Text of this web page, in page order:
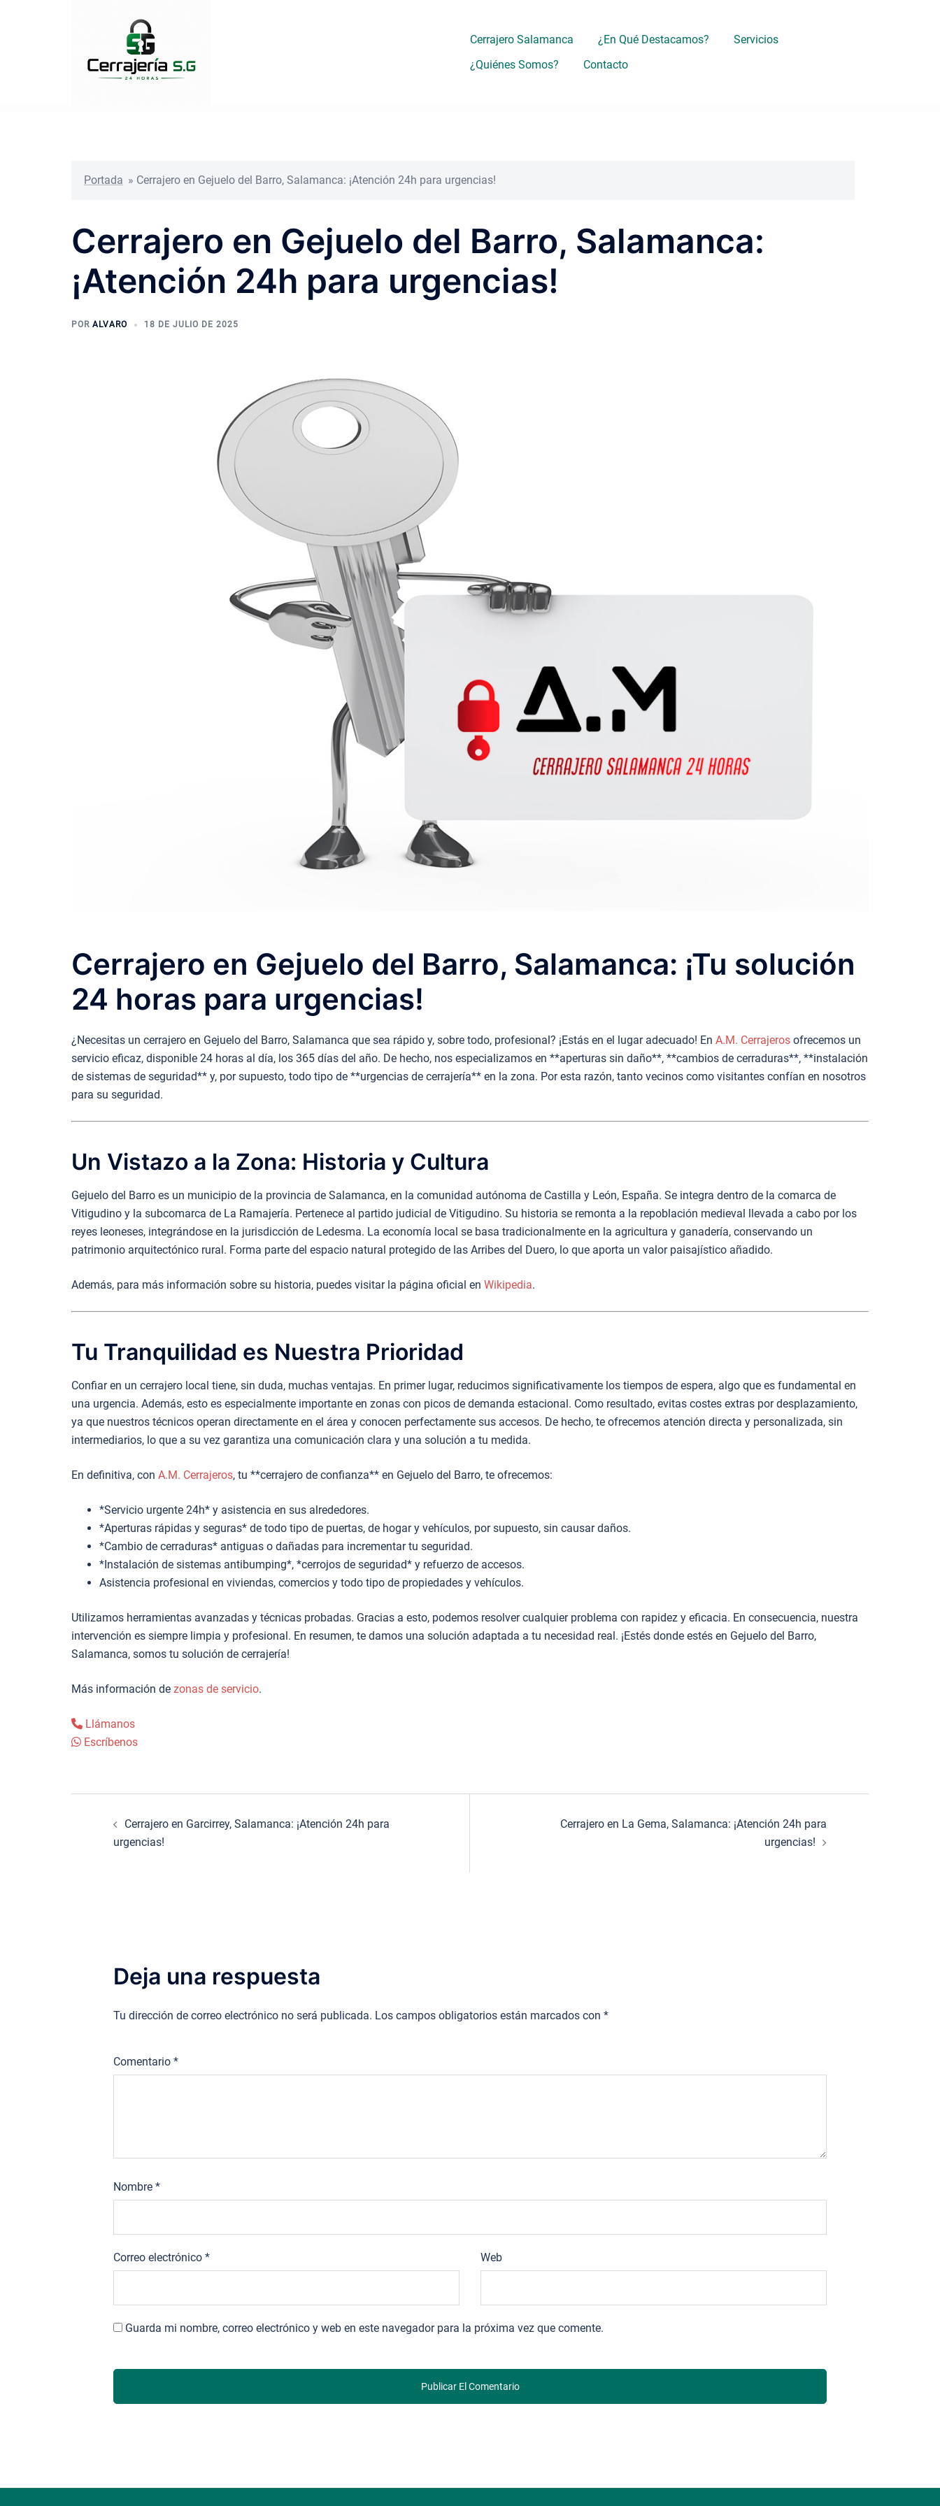
Cerrajero Salamanca ¿En Qué Destacamos?
Servicios
¿Quiénes Somos?
Contacto
Portada » Cerrajero en Gejuelo del Barro, Salamanca: ¡Atención 24h para urgencias!
Cerrajero en Gejuelo del Barro, Salamanca:
¡Atención 24h para urgencias!
POR ALVARO 18 DE JULIO DE 2025
Cerrajero en Gejuelo del Barro, Salamanca: ¡Tu solución
24 horas para urgencias!
¿Necesitas un cerrajero en Gejuelo del Barro, Salamanca que sea rápido y, sobre todo, profesional? ¡Estás en el lugar adecuado! En A.M. Cerrajeros ofrecemos un
servicio eficaz, disponible 24 horas al día, los 365 días del año. De hecho, nos especializamos en **aperturas sin daño**, **cambios de cerraduras**, **instalación
de sistemas de seguridad** y, por supuesto, todo tipo de **urgencias de cerrajería** en la zona. Por esta razón, tanto vecinos como visitantes confían en nosotros
para su seguridad.
Un Vistazo a la Zona: Historia y Cultura
Gejuelo del Barro es un municipio de la provincia de Salamanca, en la comunidad autónoma de Castilla y León, España. Se integra dentro de la comarca de
Vitigudino y la subcomarca de La Ramajería. Pertenece al partido judicial de Vitigudino. Su historia se remonta a la repoblación medieval llevada a cabo por los
reyes leoneses, integrándose en la jurisdicción de Ledesma. La economía local se basa tradicionalmente en la agricultura y ganadería, conservando un
patrimonio arquitectónico rural. Forma parte del espacio natural protegido de las Arribes del Duero, lo que aporta un valor paisajístico añadido.
Además, para más información sobre su historia, puedes visitar la página oficial en Wikipedia.
Tu Tranquilidad es Nuestra Prioridad
Confiar en un cerrajero local tiene, sin duda, muchas ventajas. En primer lugar, reducimos significativamente los tiempos de espera, algo que es fundamental en
una urgencia. Además, esto es especialmente importante en zonas con picos de demanda estacional. Como resultado, evitas costes extras por desplazamiento,
ya que nuestros técnicos operan directamente en el área y conocen perfectamente sus accesos. De hecho, te ofrecemos atención directa y personalizada, sin
intermediarios, lo que a su vez garantiza una comunicación clara y una solución a tu medida.
En definitiva, con A.M. Cerrajeros, tu **cerrajero de confianza** en Gejuelo del Barro, te ofrecemos:
*Servicio urgente 24h* y asistencia en sus alrededores.
*Aperturas rápidas y seguras* de todo tipo de puertas, de hogar y vehículos, por supuesto, sin causar daños.
*Cambio de cerraduras* antiguas o dañadas para incrementar tu seguridad.
*Instalación de sistemas antibumping*, *cerrojos de seguridad* y refuerzo de accesos.
Asistencia profesional en viviendas, comercios y todo tipo de propiedades y vehículos.
Utilizamos herramientas avanzadas y técnicas probadas. Gracias a esto, podemos resolver cualquier problema con rapidez y eficacia. En consecuencia, nuestra
intervención es siempre limpia y profesional. En resumen, te damos una solución adaptada a tu necesidad real. ¡Estés donde estés en Gejuelo del Barro,
Salamanca, somos tu solución de cerrajería!
Más información de zonas de servicio.
Llámanos
Escríbenos
Navegación
Cerrajero en Garcirrey, Salamanca: ¡Atención 24h para
urgencias!
Cerrajero en La Gema, Salamanca: ¡Atención 24h para
urgencias!
Deja una respuesta
Tu dirección de correo electrónico no será publicada. Los campos obligatorios están marcados con *
Comentario *
Nombre *
Correo electrónico * Web
Guarda mi nombre, correo electrónico y web en este navegador para la próxima vez que comente.